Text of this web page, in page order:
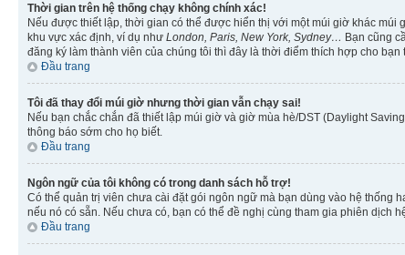
Thời gian trên hệ thống chạy không chính xác!
Nếu được thiết lập, thời gian có thể được hiển thị với một múi giờ khác
khu vực xác định, ví dụ như London, Paris, New York, Sydney… Bạn cũng
đăng ký làm thành viên của chúng tôi thì đây là thời điểm thích hợp cho bạn
Đầu trang
Tôi đã thay đổi múi giờ nhưng thời gian vẫn chạy sai!
Nếu bạn chắc chắn đã thiết lập múi giờ và giờ mùa hè/DST (Daylight
thông báo sớm cho họ biết.
Đầu trang
Ngôn ngữ của tôi không có trong danh sách hỗ trợ!
Có thể quản trị viên chưa cài đặt gói ngôn ngữ mà bạn dùng vào hệ thống
nếu nó có sẵn. Nếu chưa có, bạn có thể đề nghị cùng tham gia phiên dịch
Đầu trang